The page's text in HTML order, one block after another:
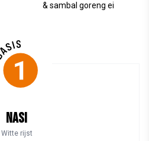
& sambal goreng ei
Nasi
Witte rijst